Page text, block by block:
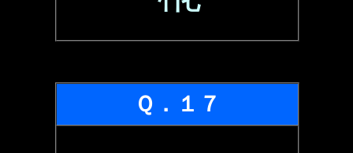
Ｑ．１７